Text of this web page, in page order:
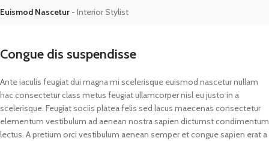
Euismod Nascetur Interior Stylist
Congue dis suspendisse
Ante iaculis feugiat dui magna mi scelerisque euismod nascetur nullam
hac consectetur class metus feugiat ullamcorper nisl eu justo in a
scelerisque. Feugiat sociis platea felis sed lacus maecenas consectetur
elementum vestibulum ad aenean nostra sapien dictumst condimentum
lectus. A pretium orci vestibulum aenean semper et congue sapien erat a